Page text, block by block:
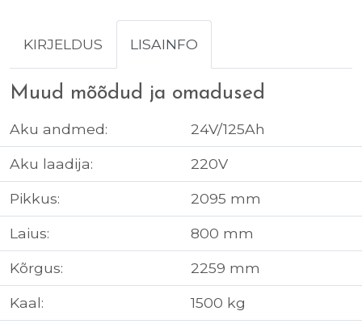
KIRJELDUS LISAINFO
Muud mõõdud ja omadused
Aku andmed: 24V/125Ah
Aku laadija: 220V
Pikkus: 2095 mm
Laius: 800 mm
Kõrgus: 2259 mm
Kaal: 1500 kg